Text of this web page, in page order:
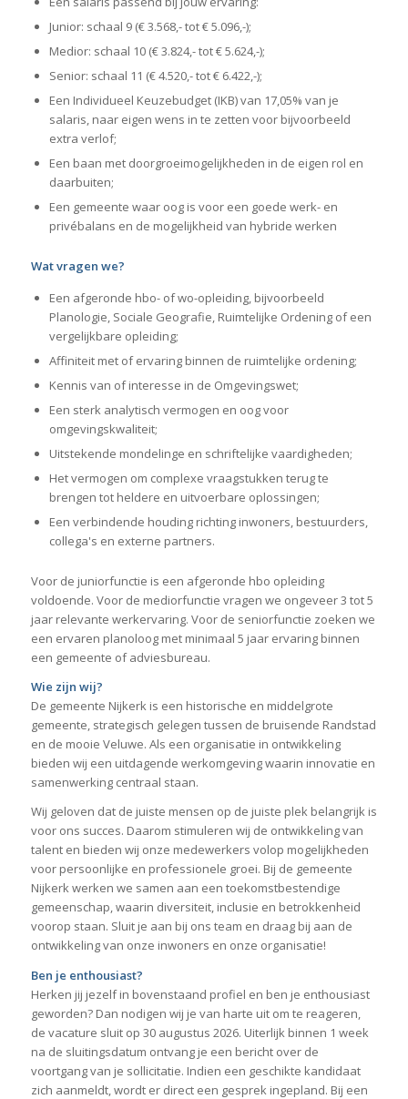
Junior: schaal 9 (€ 3.568,- tot € 5.096,-);
Medior: schaal 10 (€ 3.824,- tot € 5.624,-);
Senior: schaal 11 (€ 4.520,- tot € 6.422,-);
Een Individueel Keuzebudget (IKB) van 17,05% van je
salaris, naar eigen wens in te zetten voor bijvoorbeeld
extra verlof;
Een baan met doorgroeimogelijkheden in de eigen rol en
daarbuiten;
Een gemeente waar oog is voor een goede werk- en
privébalans en de mogelijkheid van hybride werken
Wat vragen we?
Een afgeronde hbo- of wo-opleiding, bijvoorbeeld
Planologie, Sociale Geografie, Ruimtelijke Ordening of een
vergelijkbare opleiding;
Affiniteit met of ervaring binnen de ruimtelijke ordening;
Kennis van of interesse in de Omgevingswet;
Een sterk analytisch vermogen en oog voor
omgevingskwaliteit;
Uitstekende mondelinge en schriftelijke vaardigheden;
Het vermogen om complexe vraagstukken terug te
brengen tot heldere en uitvoerbare oplossingen;
Een verbindende houding richting inwoners, bestuurders,
collega's en externe partners.
Voor de juniorfunctie is een afgeronde hbo opleiding
voldoende. Voor de mediorfunctie vragen we ongeveer 3 tot 5
jaar relevante werkervaring. Voor de seniorfunctie zoeken we
een ervaren planoloog met minimaal 5 jaar ervaring binnen
een gemeente of adviesbureau.
Wie zijn wij?
De gemeente Nijkerk is een historische en middelgrote
gemeente, strategisch gelegen tussen de bruisende Randstad
en de mooie Veluwe. Als een organisatie in ontwikkeling
bieden wij een uitdagende werkomgeving waarin innovatie en
samenwerking centraal staan.
Wij geloven dat de juiste mensen op de juiste plek belangrijk is
voor ons succes. Daarom stimuleren wij de ontwikkeling van
talent en bieden wij onze medewerkers volop mogelijkheden
voor persoonlijke en professionele groei. Bij de gemeente
Nijkerk werken we samen aan een toekomstbestendige
gemeenschap, waarin diversiteit, inclusie en betrokkenheid
voorop staan. Sluit je aan bij ons team en draag bij aan de
ontwikkeling van onze inwoners en onze organisatie!
Ben je enthousiast?
Herken jij jezelf in bovenstaand profiel en ben je enthousiast
geworden? Dan nodigen wij je van harte uit om te reageren,
de vacature sluit op 30 augustus 2026. Uiterlijk binnen 1 week
na de sluitingsdatum ontvang je een bericht over de
voortgang van je sollicitatie. Indien een geschikte kandidaat
zich aanmeldt, wordt er direct een gesprek ingepland. Bij een